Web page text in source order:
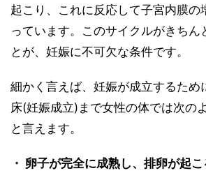
起こり、これに反応して子宮内膜の
っています。このサイクルがきちん
とが、妊娠に不可欠な条件です。
細かく言えば、妊娠が成立するため
床(妊娠成立)まで女性の体では次の
と言えます。
・ 卵子が完全に成熟し、排卵が起こ